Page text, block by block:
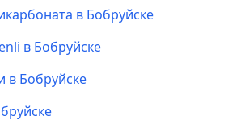
в Бобруйске
в Бобруйске
в Бобруйске